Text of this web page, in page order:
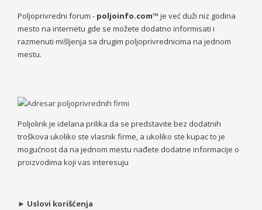
Poljoprivredni forum - poljoinfo.com™ je već duži niz godina
mesto na internetu gde se možete dodatno informisati i
razmenuti mišljenja sa drugim poljoprivrednicima na jednom
mestu.
Poljolink je idelana prilika da se predstavite bez dodatnih
troškova ukoliko ste vlasnik firme, a ukoliko ste kupac to je
mogućnost da na jednom mestu nađete dodatne informacije o
proizvodima koji vas interesuju
► Uslovi korišćenja